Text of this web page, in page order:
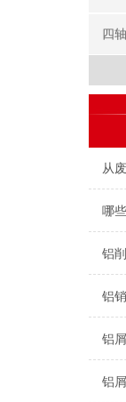
四